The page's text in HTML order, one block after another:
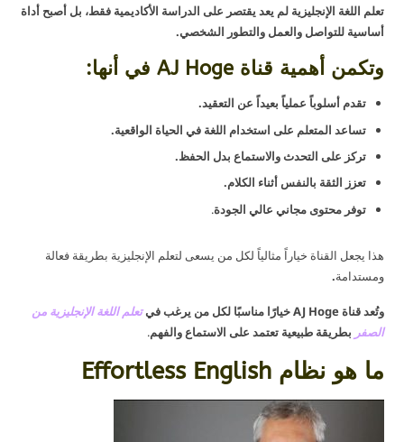
تعلم اللغة الإنجليزية لم يعد يقتصر على الدراسة الأكاديمية فقط، بل أصبح أداة
أساسية للتواصل والعمل والتطور الشخصي.
وتكمن أهمية قناة AJ Hoge في أنها:
تقدم أسلوباً عملياً بعيداً عن التعقيد.
تساعد المتعلم على استخدام اللغة في الحياة الواقعية.
تركز على التحدث والاستماع بدل الحفظ.
تعزز الثقة بالنفس أثناء الكلام.
توفر محتوى مجاني عالي الجودة.
هذا يجعل القناة خياراً مثالياً لكل من يسعى لتعلم الإنجليزية بطريقة فعالة
ومستدامة.
وتُعد قناة AJ Hoge خيارًا مناسبًا لكل من يرغب في
تعلم اللغة الإنجليزية من
الصفر بطريقة طبيعية تعتمد على الاستماع والفهم.
ما هو نظام Effortless English